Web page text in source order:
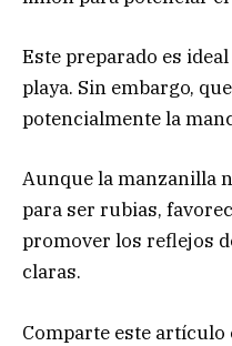
Este preparado es
playa. Sin embargo,
potencialmente la
Aunque la manzanilla
para ser rubias,
promover los reflejos
claras.
Comparte este artículo